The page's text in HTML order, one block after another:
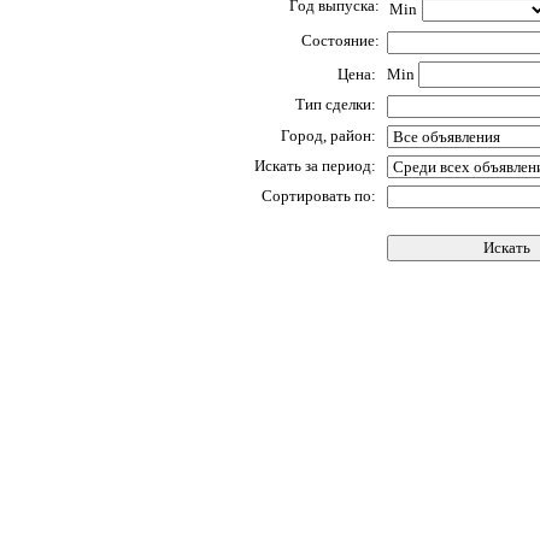
Год выпуска: Min
Состояние:
Цена:
Min
Тип сделки:
Город, район:
Искать за период:
Сортировать по: